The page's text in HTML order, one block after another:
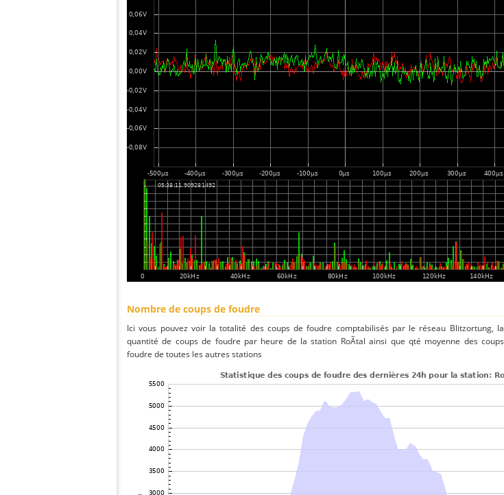
Nombre de coups de foudre
Ici vous pouvez voir la totalité des coups de foudre comptabilisés par le réseau Blitzortung, la
quantité de coups de foudre par heure de la station RoÃtal ainsi que qté moyenne des coups
foudre de toutes les autres stations